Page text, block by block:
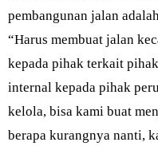
pembangunan jalan
“Harus membuat jalan
kepada pihak terkait
internal kepada pihak
kelola, bisa kami buat
berapa kurangnya nanti,